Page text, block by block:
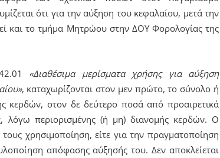
ότι για την αύξηση του κεφαλαίου, μετά την
και το τμήμα Μητρώου στην ΔΟΥ Φορολογίας της
«Διαθέσιμα μερίσματα χρήσης για αύξηση
, καταχωρίζονται στον μεν πρώτο, το σύνολο ή
κερδών, στον δε δεύτερο ποσά από προαιρετικά
λόγω περιορισμένης (ή μη) διανομής κερδών. Ο
χρησιμοποίηση, είτε για την πραγματοποίηση
απόφασης αύξησής του. Δεν αποκλείεται